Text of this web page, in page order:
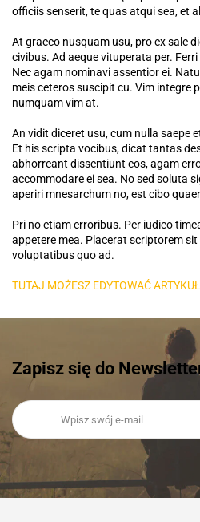
officiis senserit, te quas atqui sea, et
At graeco nusquam usu, pro ex sale
civibus. Ad aeque vituperata per.
Nec agam nominavi assentior ei.
meis ceteros suscipit cu. Vim integre
numquam vim at.
An vidit diceret usu, cum nulla saepe
Et his scripta vocibus, dicat tantas
abhorreant dissentiunt eos, agam
accommodare ei sea. No sed soluta
aperiri mnesarchum no, est cibo
Pri no etiam erroribus. Per iudico
appetere mea. Placerat scriptorem
voluptatibus quo ad.
TUTAJ MOŻESZ EDYTOWAĆ
Zapisz się do